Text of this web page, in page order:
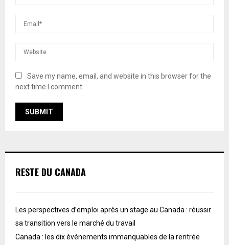
Save my name, email, and website in this browser for the
next time I comment.
RESTE DU CANADA
Les perspectives d’emploi après un stage au Canada : réussir
sa transition vers le marché du travail
Canada : les dix événements immanquables de la rentrée